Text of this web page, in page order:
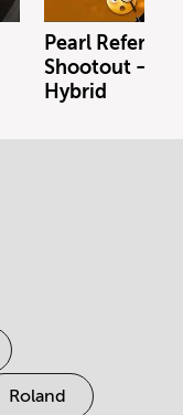
Pearl
Shootout –
Hybrid
Roland